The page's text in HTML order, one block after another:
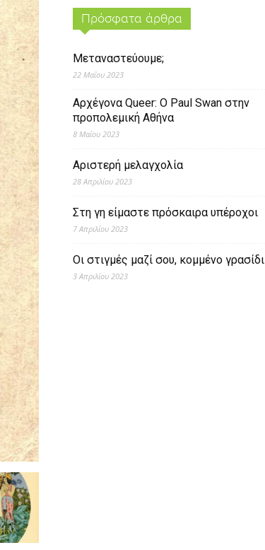
Πρόσφατα άρθρα
Μεταναστεύουμε;
22 Μαΐου 2023
Αρχέγονα Queer: O Paul Swan στην
προπολεμική Αθήνα
8 Μαΐου 2023
Αριστερή μελαγχολία
28 Απριλίου 2023
Στη γη είμαστε πρόσκαιρα υπέροχοι
7 Απριλίου 2023
Οι στιγμές μαζί σου, κομμένο γρασίδι
3 Απριλίου 2023